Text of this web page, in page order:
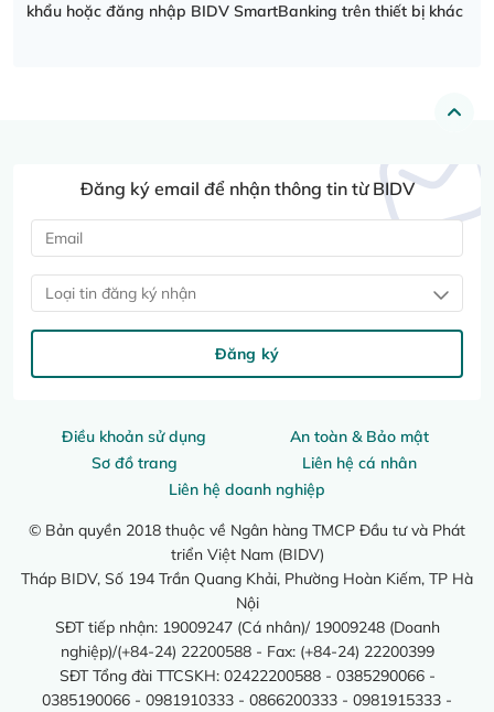
khẩu hoặc đăng nhập BIDV SmartBanking trên thiết bị khác
Điều khoản sử dụng
An toàn & Bảo mật
Sơ đồ trang
Liên hệ cá nhân
Liên hệ doanh nghiệp
© Bản quyền 2018 thuộc về Ngân hàng TMCP Đầu tư và Phát
triển Việt Nam (BIDV)
Tháp BIDV, Số 194 Trần Quang Khải, Phường Hoàn Kiếm, TP Hà
Nội
SĐT tiếp nhận: 19009247 (Cá nhân)/ 19009248 (Doanh
nghiệp)/(+84-24) 22200588 - Fax: (+84-24) 22200399
SĐT Tổng đài TTCSKH: 02422200588 - 0385290066 -
0385190066 - 0981910333 - 0866200333 - 0981915333 -
Đăng ký email để nhận thông tin từ BIDV
Loại tin đăng ký nhận
Đăng ký